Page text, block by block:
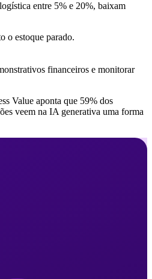
entre 5% e 20%, baixam
o estoque parado.
financeiros e monitorar
Value aponta que 59% dos
veem na IA generativa uma forma